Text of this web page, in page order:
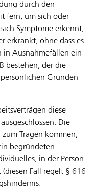
durch den
fern, um sich oder
Symptome erkennt,
erkrankt, ohne dass es
in Ausnahmefällen ein
bestehen, der die
Gründen
diese
Die
Tragen kommen,
begründeten
in der Person
Fall regelt § 616